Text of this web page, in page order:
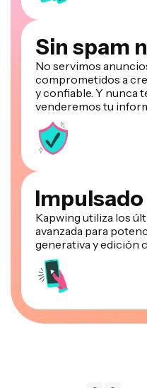
Sin spam
No servimos
comprometidos a
y confiable. Y nunca
venderemos tu
Impulsado
Kapwing utiliza los
avanzada para
generativa y edición